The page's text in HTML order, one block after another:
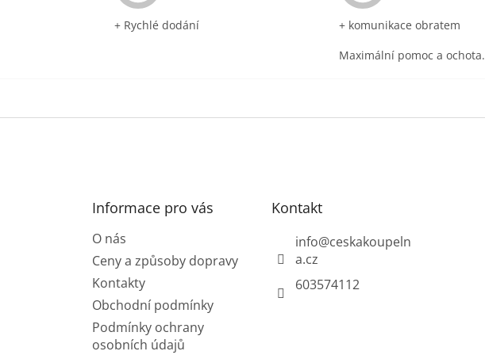
+ Rychlé dodání
+ komunikace obratem
Maximální pomoc a ochota.
Informace pro vás
O nás
Ceny a způsoby dopravy
Kontakty
Obchodní podmínky
Podmínky ochrany
osobních údajů
Kontakt
info@ceskakoupeln
a.cz
603574112